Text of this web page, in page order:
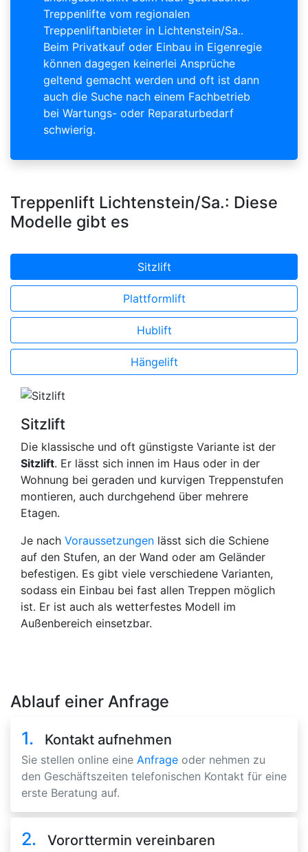
Treppenlifte vom regionalen
Treppenliftanbieter in Lichtenstein/Sa..
Beim Privatkauf oder Einbau in Eigenregie
können dagegen keinerlei Ansprüche
geltend gemacht werden und oft ist dann
auch die Suche nach einem Fachbetrieb
bei Wartungs- oder Reparaturbedarf
schwierig.
Treppenlift Lichtenstein/Sa.: Diese
Modelle gibt es
Sitzlift
Plattformlift
Hublift
Hängelift
Sitzlift
Die klassische und oft günstigste Variante ist der
Sitzlift. Er lässt sich innen im Haus oder in der
Wohnung bei geraden und kurvigen Treppenstufen
montieren, auch durchgehend über mehrere
Etagen.
Je nach Voraussetzungen lässt sich die Schiene
auf den Stufen, an der Wand oder am Geländer
befestigen. Es gibt viele verschiedene Varianten,
sodass ein Einbau bei fast allen Treppen möglich
ist. Er ist auch als wetterfestes Modell im
Außenbereich einsetzbar.
Ablauf einer Anfrage
1. Kontakt aufnehmen
Sie stellen online eine Anfrage oder nehmen zu
den Geschäftszeiten telefonischen Kontakt für eine
erste Beratung auf.
2. Vororttermin vereinbaren